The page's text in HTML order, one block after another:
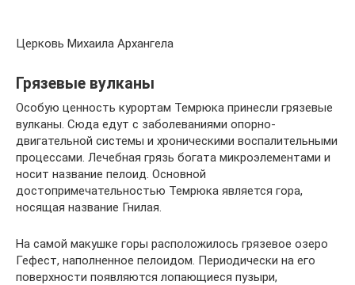
Церковь Михаила Архангела
Грязевые вулканы
Особую ценность курортам Темрюка принесли грязевые
вулканы. Сюда едут с заболеваниями опорно-
двигательной системы и хроническими воспалительными
процессами. Лечебная грязь богата микроэлементами и
носит название пелоид. Основной
достопримечательностью Темрюка является гора,
носящая название Гнилая.
На самой макушке горы расположилось грязевое озеро
Гефест, наполненное пелоидом. Периодически на его
поверхности появляются лопающиеся пузыри,